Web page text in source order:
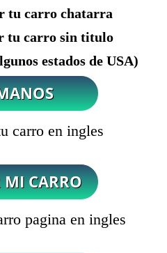
tu carro chatarra
tu carro sin titulo
estados de USA)
carro en ingles
pagina en ingles